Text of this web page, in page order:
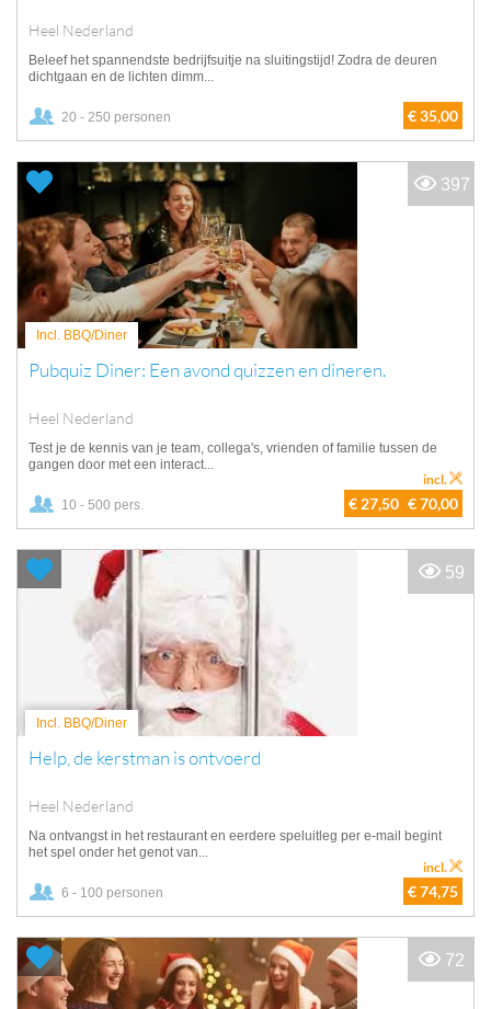
Heel Nederland
Beleef het spannendste bedrijfsuitje na sluitingstijd! Zodra de deuren
dichtgaan en de lichten dimm...
20 - 250 personen € 35,00
Incl. BBQ/Diner
Pubquiz Diner: Een avond quizzen en dineren.
Heel Nederland
Test je de kennis van je team, collega's, vrienden of familie tussen de
gangen door met een interact...
10 - 500 pers. € 27,50 € 70,00
incl.
397
Incl. BBQ/Diner
Help, de kerstman is ontvoerd
Heel Nederland
Na ontvangst in het restaurant en eerdere speluitleg per e-mail begint
het spel onder het genot van...
6 - 100 personen € 74,75
incl.
59
72